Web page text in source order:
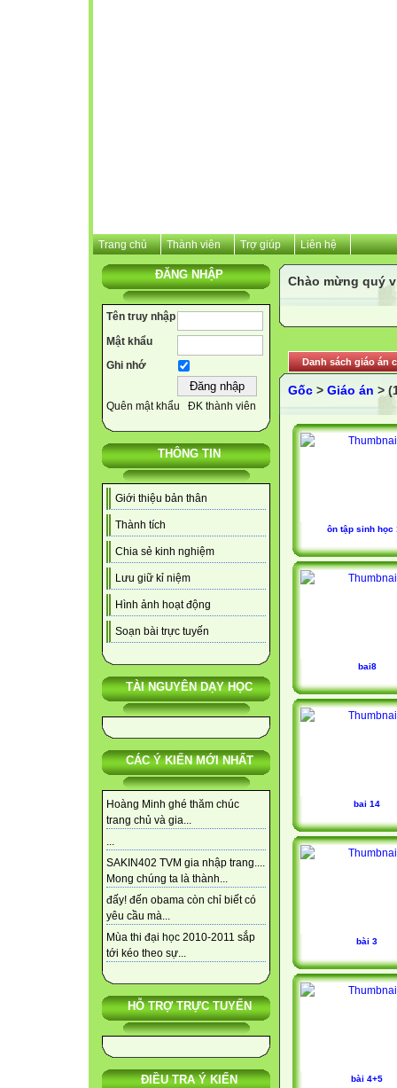
Trang chủ Thành viên Trợ giúp Liên hệ
ĐĂNG NHẬP
Tên truy nhập
Mật khẩu
Ghi nhớ
Quên mật khẩu ĐK thành viên
THÔNG TIN
Giới thiệu bản thân
Thành tích
Chia sẻ kinh nghiệm
Lưu giữ kỉ niệm
Hình ảnh hoạt động
Soạn bài trực tuyến
TÀI NGUYÊN DẠY HỌC
CÁC Ý KIẾN MỚI NHẤT
Hoàng Minh ghé thăm chúc
trang chủ và gia...
...
SAKIN402 TVM gia nhập trang....
Mong chúng ta là thành...
đấy! đến obama còn chỉ biết có
yêu cầu mà...
Mùa thi đại học 2010-2011 sắp
tới kéo theo sự...
HỖ TRỢ TRỰC TUYẾN
ĐIỀU TRA Ý KIẾN
Chào mừng quý
Danh sách giáo án
Gốc > Giáo án >
ôn tập sinh học
bai8
bai 14
bài 3
bài 4+5